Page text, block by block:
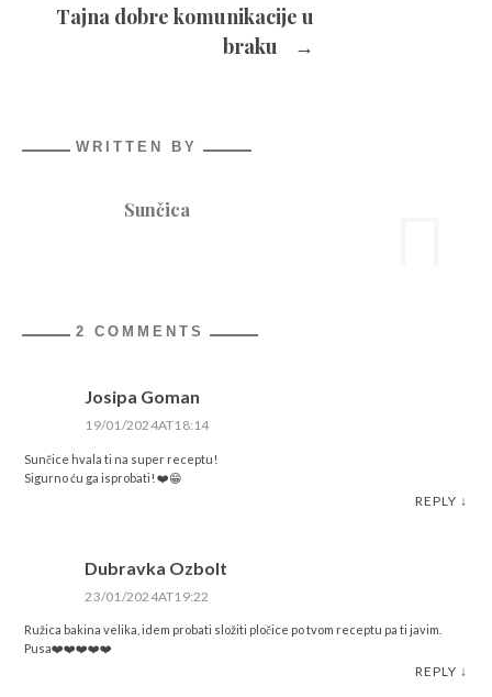
Tajna dobre komunikacije u
braku
→
WRITTEN BY
Sunčica
2 COMMENTS
Josipa Goman
19/01/2024AT18:14
Sunčice hvala ti na super receptu!
Sigurno ću ga isprobati! ❤️😁
REPLY ↓
Dubravka Ozbolt
23/01/2024AT19:22
Ružica bakina velika, idem probati složiti pločice po tvom receptu pa ti javim.
Pusa❤️❤️❤️❤️❤️
REPLY ↓